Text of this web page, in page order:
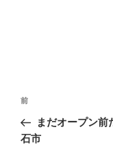
投
ナ
前
の
投
前
まだオープン
石市